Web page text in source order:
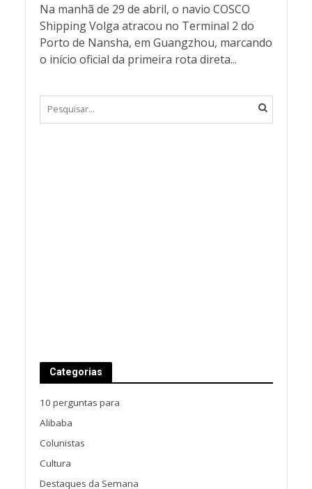
Na manhã de 29 de abril, o navio COSCO
Shipping Volga atracou no Terminal 2 do
Porto de Nansha, em Guangzhou, marcando
o início oficial da primeira rota direta...
Categorias
10 perguntas para
Alibaba
Colunistas
Cultura
Destaques da Semana